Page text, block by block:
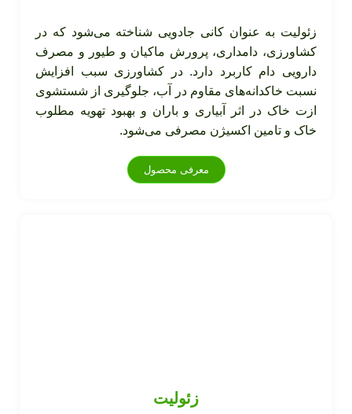
زئولیت به عنوان کانی جادویی شناخته می‌شود که در
کشاورزی، دامداری، پرورش ماکیان و طیور و مصرف
دارویی دام کاربرد دارد. در کشاورزی سبب افزایش
نسبت خاکدانه‌های مقاوم در آب، جلوگیری از شستشوی
ازت خاک در اثر آبیاری و باران و بهبود تهویه مطلوب
خاک و تامین اکسیژن مصرفی می‌شود.
معرفی محصول
زئولیت